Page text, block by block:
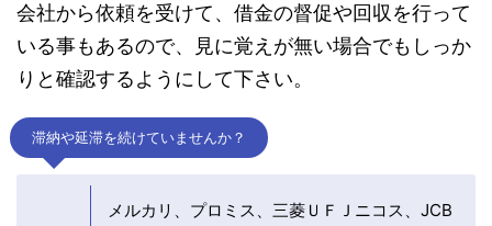
会社から依頼を受けて、借金の督促や回収を行って
いる事もあるので、見に覚えが無い場合でもしっか
りと確認するようにして下さい。
滞納や延滞を続けていませんか？
メルカリ、プロミス、三菱ＵＦＪニコス、JCB